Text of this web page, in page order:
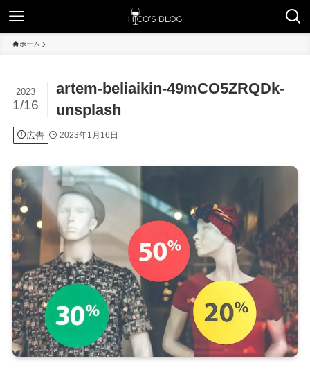
ホーム
artem-beliaikin-49mCO5ZRQDk-
unsplash
2023
1/16
広告 2023年1月16日